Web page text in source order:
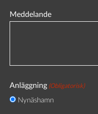
Meddelande
Anläggning (Obligatorisk)
Nynäshamn